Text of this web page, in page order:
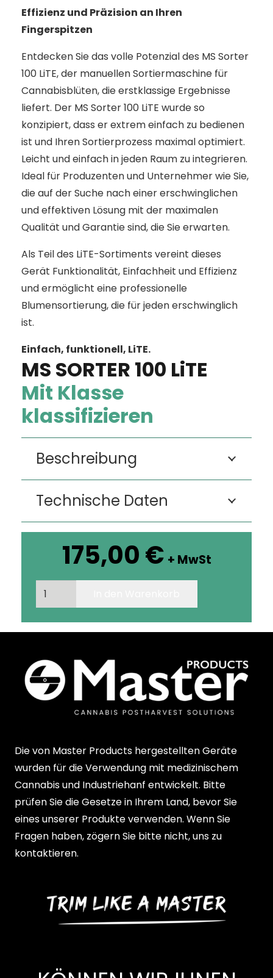
Effizienz und Präzision an Ihren
Fingerspitzen
Entdecken Sie das volle Potenzial des MS Sorter
100 LiTE, der manuellen Sortiermaschine für
Cannabisblüten, die erstklassige Ergebnisse
liefert. Der MS Sorter 100 LiTE wurde so
konzipiert, dass er extrem einfach zu bedienen
ist und Ihren Sortierprozess maximal optimiert.
Leicht und einfach in jeden Raum zu integrieren.
Ideal für Produzenten und Unternehmer wie Sie,
die auf der Suche nach einer erschwinglichen
und effektiven Lösung mit der maximalen
Qualität und Garantie sind, die Sie erwarten.
Als Teil des LiTE-Sortiments vereint dieses
Gerät Funktionalität, Einfachheit und Effizienz
und ermöglicht eine professionelle
Blumensortierung, die für jeden erschwinglich
ist.
Einfach, funktionell, LiTE.
MS SORTER 100 LiTE
Mit Klasse
klassifizieren
Beschreibung
Technische Daten
175,00€ + MwSt
MS
SORTER
100
Menge
Die von Master Products hergestellten Geräte
wurden für die Verwendung mit medizinischem
Cannabis und Industriehanf entwickelt. Bitte
prüfen Sie die Gesetze in Ihrem Land, bevor Sie
eines unserer Produkte verwenden. Wenn Sie
Fragen haben, zögern Sie bitte nicht, uns zu
kontaktieren.